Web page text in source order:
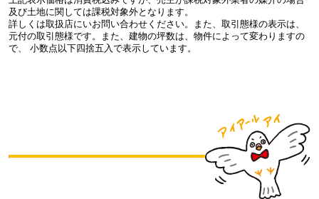
及び土地に関しては課税対象外となります。
詳しくは取扱店にいお問い合わせください。また、取引態様の表示は、
元付の取引態様です。また、建物の坪数は、物件によって変わりますの
で、 小数点以下四捨五入で表示しています。